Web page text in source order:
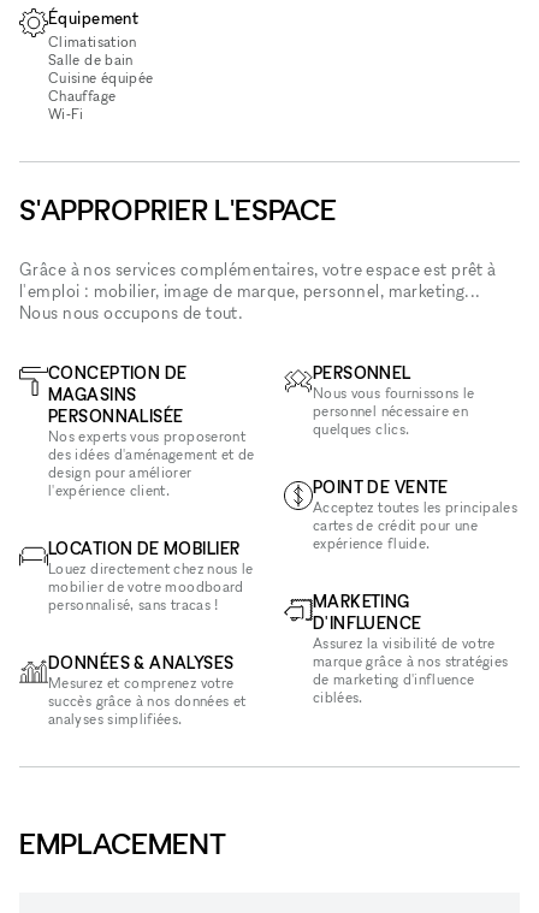
Équipement
Climatisation
Salle de bain
Cuisine équipée
Chauffage
Wi‑Fi
S'APPROPRIER L'ESPACE
Grâce à nos services complémentaires, votre espace est prêt à
l'emploi : mobilier, image de marque, personnel, marketing...
Nous nous occupons de tout.
CONCEPTION DE
MAGASINS
PERSONNALISÉE
Nos experts vous proposeront
des idées d'aménagement et de
design pour améliorer
l'expérience client.
LOCATION DE MOBILIER
Louez directement chez nous le
mobilier de votre moodboard
personnalisé, sans tracas !
DONNÉES & ANALYSES
Mesurez et comprenez votre
succès grâce à nos données et
analyses simplifiées.
PERSONNEL
Nous vous fournissons le
personnel nécessaire en
quelques clics.
POINT DE VENTE
Acceptez toutes les principales
cartes de crédit pour une
expérience fluide.
MARKETING
D'INFLUENCE
Assurez la visibilité de votre
marque grâce à nos stratégies
de marketing d'influence
ciblées.
EMPLACEMENT